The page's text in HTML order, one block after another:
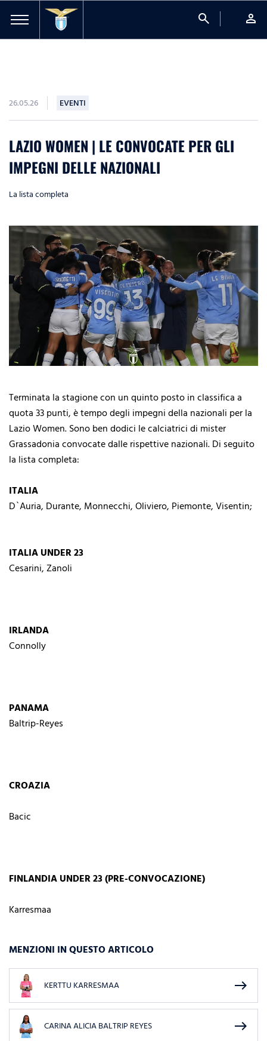
search person
26.05.26 EVENTI
LAZIO WOMEN | LE CONVOCATE PER GLI
IMPEGNI DELLE NAZIONALI
La lista completa
Terminata la stagione con un quinto posto in classifica a
quota 33 punti, è tempo degli impegni della nazionali per la
Lazio Women. Sono ben dodici le calciatrici di mister
Grassadonia convocate dalle rispettive nazionali. Di seguito
la lista completa:
ITALIA
D`Auria, Durante, Monnecchi, Oliviero, Piemonte, Visentin;
ITALIA UNDER 23
Cesarini, Zanoli
IRLANDA
Connolly
PANAMA
Baltrip-Reyes
CROAZIA
Bacic
FINLANDIA UNDER 23 (PRE-CONVOCAZIONE)
Karresmaa
MENZIONI IN QUESTO ARTICOLO
KERTTU KARRESMAA east
CARINA ALICIA BALTRIP REYES east